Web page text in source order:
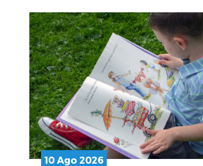
10 Ago 2026